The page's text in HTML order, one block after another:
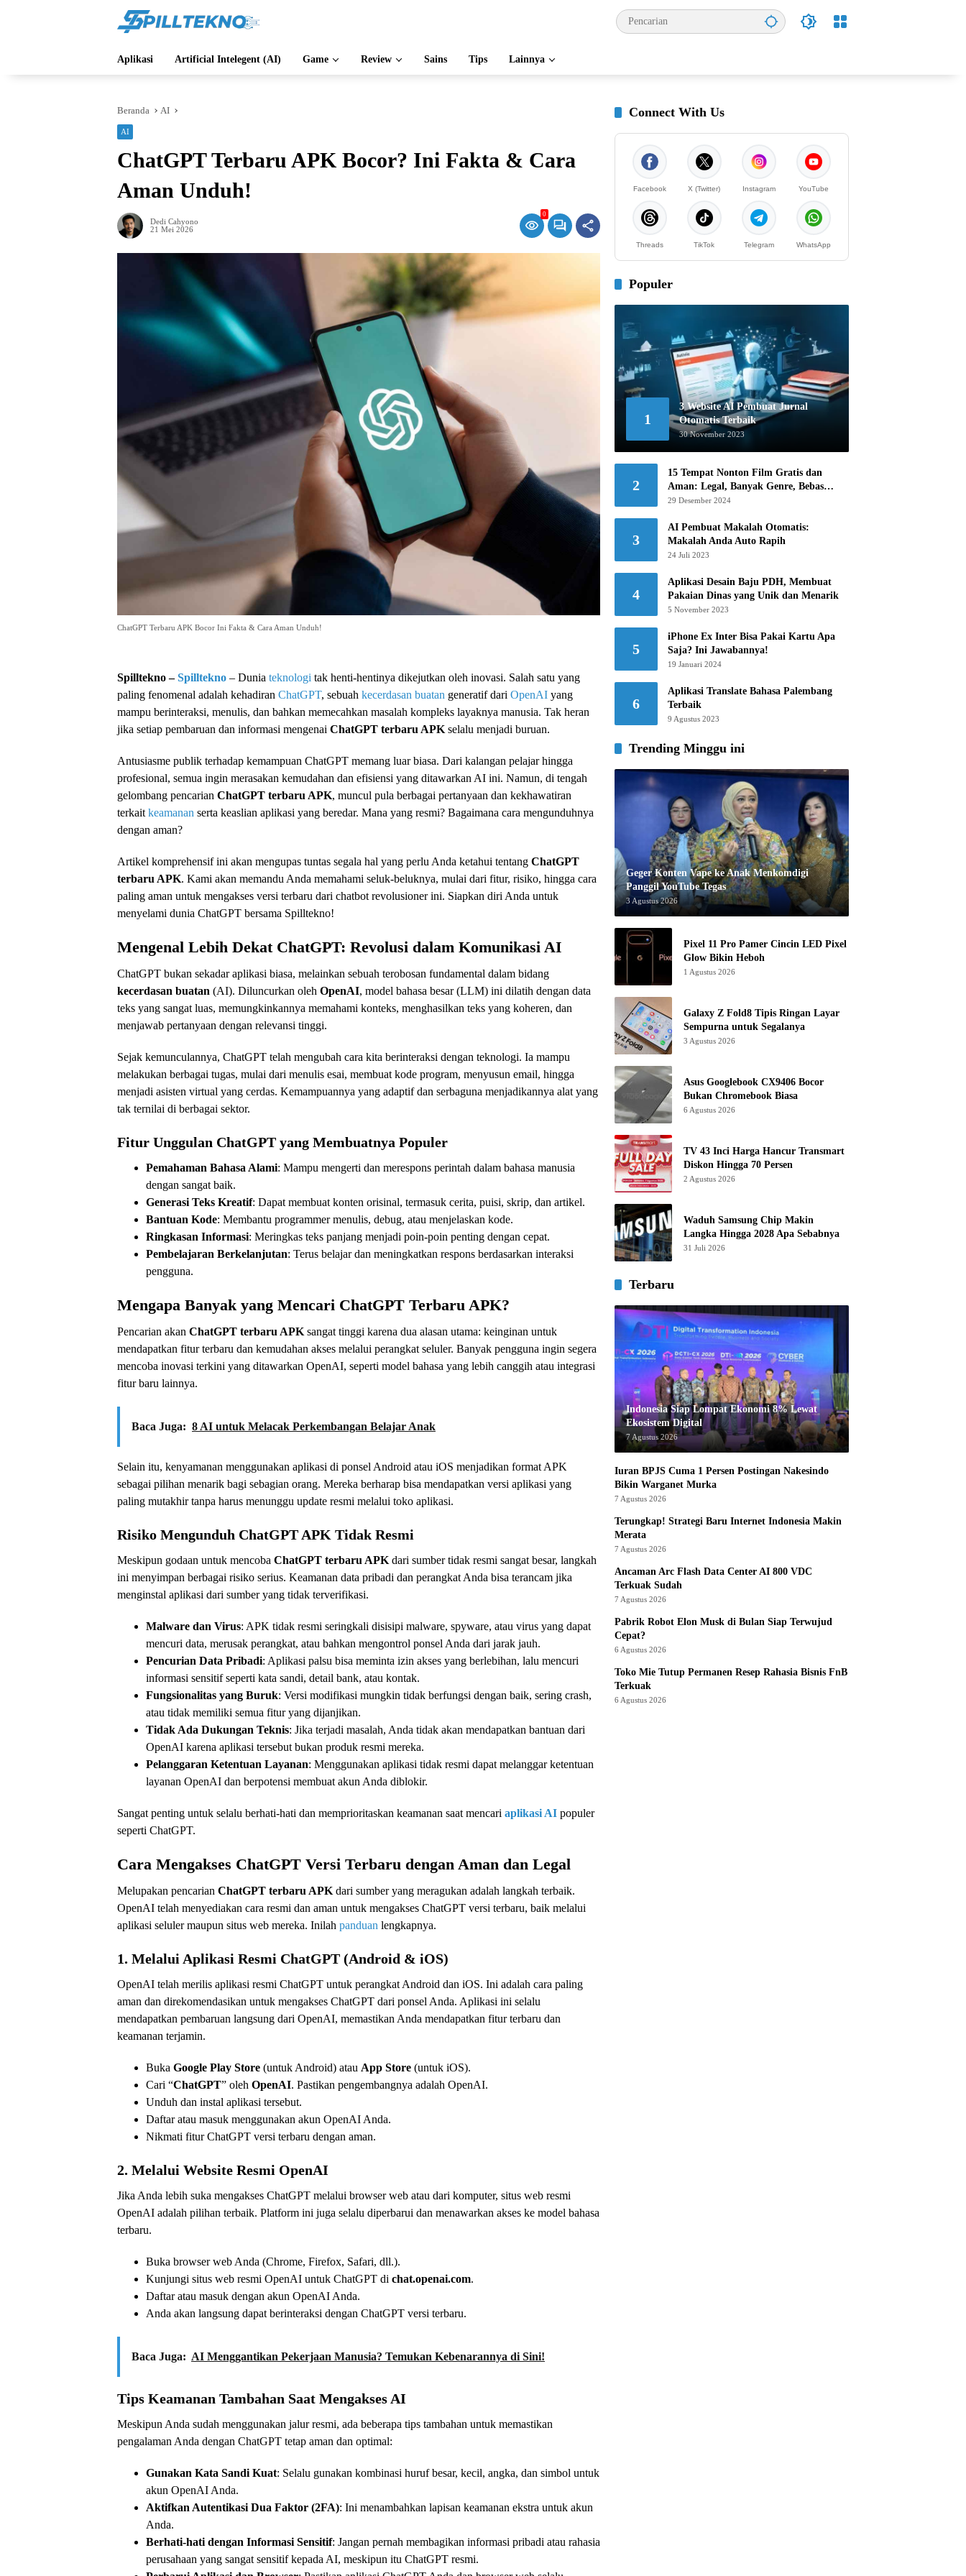
Aplikasi Artificial Intelegent (AI) Game Review Sains Tips Lainnya
Beranda AI
AI
ChatGPT Terbaru APK Bocor? Ini Fakta & Cara
Aman Unduh!
Dedi Cahyono
21 Mei 2026
0
ChatGPT Terbaru APK Bocor Ini Fakta & Cara Aman Unduh!
Spilltekno –Spilltekno – Dunia teknologi tak henti-hentinya dikejutkan oleh inovasi. Salah satu yang
paling fenomenal adalah kehadiran ChatGPT, sebuah kecerdasan buatan generatif dari OpenAI yang
mampu berinteraksi, menulis, dan bahkan memecahkan masalah kompleks layaknya manusia. Tak heran
jika setiap pembaruan dan informasi mengenai ChatGPT terbaru APK selalu menjadi buruan.
Antusiasme publik terhadap kemampuan ChatGPT memang luar biasa. Dari kalangan pelajar hingga
profesional, semua ingin merasakan kemudahan dan efisiensi yang ditawarkan AI ini. Namun, di tengah
gelombang pencarian ChatGPT terbaru APK, muncul pula berbagai pertanyaan dan kekhawatiran
terkait keamanan serta keaslian aplikasi yang beredar. Mana yang resmi? Bagaimana cara mengunduhnya
dengan aman?
Artikel komprehensif ini akan mengupas tuntas segala hal yang perlu Anda ketahui tentang ChatGPT
terbaru APK. Kami akan memandu Anda memahami seluk-beluknya, mulai dari fitur, risiko, hingga cara
paling aman untuk mengakses versi terbaru dari chatbot revolusioner ini. Siapkan diri Anda untuk
menyelami dunia ChatGPT bersama Spilltekno!
Mengenal Lebih Dekat ChatGPT: Revolusi dalam Komunikasi AI
ChatGPT bukan sekadar aplikasi biasa, melainkan sebuah terobosan fundamental dalam bidang
kecerdasan buatan (AI). Diluncurkan oleh OpenAI, model bahasa besar (LLM) ini dilatih dengan data
teks yang sangat luas, memungkinkannya memahami konteks, menghasilkan teks yang koheren, dan
menjawab pertanyaan dengan relevansi tinggi.
Sejak kemunculannya, ChatGPT telah mengubah cara kita berinteraksi dengan teknologi. Ia mampu
melakukan berbagai tugas, mulai dari menulis esai, membuat kode program, menyusun email, hingga
menjadi asisten virtual yang cerdas. Kemampuannya yang adaptif dan serbaguna menjadikannya alat yang
tak ternilai di berbagai sektor.
Fitur Unggulan ChatGPT yang Membuatnya Populer
Pemahaman Bahasa Alami: Mampu mengerti dan merespons perintah dalam bahasa manusia
dengan sangat baik.
Generasi Teks Kreatif: Dapat membuat konten orisinal, termasuk cerita, puisi, skrip, dan artikel.
Bantuan Kode: Membantu programmer menulis, debug, atau menjelaskan kode.
Ringkasan Informasi: Meringkas teks panjang menjadi poin-poin penting dengan cepat.
Pembelajaran Berkelanjutan: Terus belajar dan meningkatkan respons berdasarkan interaksi
pengguna.
Mengapa Banyak yang Mencari ChatGPT Terbaru APK?
Pencarian akan ChatGPT terbaru APK sangat tinggi karena dua alasan utama: keinginan untuk
mendapatkan fitur terbaru dan kemudahan akses melalui perangkat seluler. Banyak pengguna ingin segera
mencoba inovasi terkini yang ditawarkan OpenAI, seperti model bahasa yang lebih canggih atau integrasi
fitur baru lainnya.
Baca Juga: 8 AI untuk Melacak Perkembangan Belajar Anak
Selain itu, kenyamanan menggunakan aplikasi di ponsel Android atau iOS menjadikan format APK
sebagai pilihan menarik bagi sebagian orang. Mereka berharap bisa mendapatkan versi aplikasi yang
paling mutakhir tanpa harus menunggu update resmi melalui toko aplikasi.
Risiko Mengunduh ChatGPT APK Tidak Resmi
Meskipun godaan untuk mencoba ChatGPT terbaru APK dari sumber tidak resmi sangat besar, langkah
ini menyimpan berbagai risiko serius. Keamanan data pribadi dan perangkat Anda bisa terancam jika
menginstal aplikasi dari sumber yang tidak terverifikasi.
Malware dan Virus: APK tidak resmi seringkali disisipi malware, spyware, atau virus yang dapat
mencuri data, merusak perangkat, atau bahkan mengontrol ponsel Anda dari jarak jauh.
Pencurian Data Pribadi: Aplikasi palsu bisa meminta izin akses yang berlebihan, lalu mencuri
informasi sensitif seperti kata sandi, detail bank, atau kontak.
Fungsionalitas yang Buruk: Versi modifikasi mungkin tidak berfungsi dengan baik, sering crash,
atau tidak memiliki semua fitur yang dijanjikan.
Tidak Ada Dukungan Teknis: Jika terjadi masalah, Anda tidak akan mendapatkan bantuan dari
OpenAI karena aplikasi tersebut bukan produk resmi mereka.
Pelanggaran Ketentuan Layanan: Menggunakan aplikasi tidak resmi dapat melanggar ketentuan
layanan OpenAI dan berpotensi membuat akun Anda diblokir.
Sangat penting untuk selalu berhati-hati dan memprioritaskan keamanan saat mencari aplikasi AI populer
seperti ChatGPT.
Cara Mengakses ChatGPT Versi Terbaru dengan Aman dan Legal
Melupakan pencarian ChatGPT terbaru APK dari sumber yang meragukan adalah langkah terbaik.
OpenAI telah menyediakan cara resmi dan aman untuk mengakses ChatGPT versi terbaru, baik melalui
aplikasi seluler maupun situs web mereka. Inilah panduan lengkapnya.
1. Melalui Aplikasi Resmi ChatGPT (Android & iOS)
OpenAI telah merilis aplikasi resmi ChatGPT untuk perangkat Android dan iOS. Ini adalah cara paling
aman dan direkomendasikan untuk mengakses ChatGPT dari ponsel Anda. Aplikasi ini selalu
mendapatkan pembaruan langsung dari OpenAI, memastikan Anda mendapatkan fitur terbaru dan
keamanan terjamin.
Buka Google Play Store (untuk Android) atau App Store (untuk iOS).
Cari “ChatGPT” oleh OpenAI. Pastikan pengembangnya adalah OpenAI.
Unduh dan instal aplikasi tersebut.
Daftar atau masuk menggunakan akun OpenAI Anda.
Nikmati fitur ChatGPT versi terbaru dengan aman.
2. Melalui Website Resmi OpenAI
Jika Anda lebih suka mengakses ChatGPT melalui browser web atau dari komputer, situs web resmi
OpenAI adalah pilihan terbaik. Platform ini juga selalu diperbarui dan menawarkan akses ke model bahasa
terbaru.
Buka browser web Anda (Chrome, Firefox, Safari, dll.).
Kunjungi situs web resmi OpenAI untuk ChatGPT di chat.openai.com.
Daftar atau masuk dengan akun OpenAI Anda.
Anda akan langsung dapat berinteraksi dengan ChatGPT versi terbaru.
Baca Juga: AI Menggantikan Pekerjaan Manusia? Temukan Kebenarannya di Sini!
Tips Keamanan Tambahan Saat Mengakses AI
Meskipun Anda sudah menggunakan jalur resmi, ada beberapa tips tambahan untuk memastikan
pengalaman Anda dengan ChatGPT tetap aman dan optimal:
Gunakan Kata Sandi Kuat: Selalu gunakan kombinasi huruf besar, kecil, angka, dan simbol untuk
akun OpenAI Anda.
Aktifkan Autentikasi Dua Faktor (2FA): Ini menambahkan lapisan keamanan ekstra untuk akun
Anda.
Berhati-hati dengan Informasi Sensitif: Jangan pernah membagikan informasi pribadi atau rahasia
perusahaan yang sangat sensitif kepada AI, meskipun itu ChatGPT resmi.
Connect With Us
Facebook X (Twitter) Instagram YouTube
Threads TikTok Telegram WhatsApp
Populer
1
3 Website AI Pembuat Jurnal
Otomatis Terbaik
30 November 2023
2
15 Tempat Nonton Film Gratis dan
Aman: Legal, Banyak Genre, Bebas
Khawatir!
29 Desember 2024
3
AI Pembuat Makalah Otomatis:
Makalah Anda Auto Rapih
24 Juli 2023
4
Aplikasi Desain Baju PDH, Membuat
Pakaian Dinas yang Unik dan Menarik
5 November 2023
5
iPhone Ex Inter Bisa Pakai Kartu Apa
Saja? Ini Jawabannya!
19 Januari 2024
6
Aplikasi Translate Bahasa Palembang
Terbaik
9 Agustus 2023
Trending Minggu ini
Geger Konten Vape ke Anak Menkomdigi
Panggil YouTube Tegas
3 Agustus 2026
Pixel 11 Pro Pamer Cincin LED Pixel
Glow Bikin Heboh
1 Agustus 2026
Galaxy Z Fold8 Tipis Ringan Layar
Sempurna untuk Segalanya
3 Agustus 2026
Asus Googlebook CX9406 Bocor
Bukan Chromebook Biasa
6 Agustus 2026
TV 43 Inci Harga Hancur Transmart
Diskon Hingga 70 Persen
2 Agustus 2026
Waduh Samsung Chip Makin
Langka Hingga 2028 Apa Sebabnya
31 Juli 2026
Terbaru
Indonesia Siap Lompat Ekonomi 8% Lewat
Ekosistem Digital
7 Agustus 2026
Iuran BPJS Cuma 1 Persen Postingan Nakesindo
Bikin Warganet Murka
7 Agustus 2026
Terungkap! Strategi Baru Internet Indonesia Makin
Merata
7 Agustus 2026
Ancaman Arc Flash Data Center AI 800 VDC
Terkuak Sudah
7 Agustus 2026
Pabrik Robot Elon Musk di Bulan Siap Terwujud
Cepat?
6 Agustus 2026
Toko Mie Tutup Permanen Resep Rahasia Bisnis FnB
Terkuak
6 Agustus 2026